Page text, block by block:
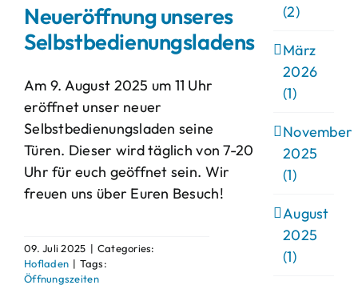
Neueröffnung unseres
Selbstbedienungsladens
Am 9. August 2025 um 11 Uhr
eröffnet unser neuer
Selbstbedienungsladen seine
Türen. Dieser wird täglich von 7-20
Uhr für euch geöffnet sein. Wir
freuen uns über Euren Besuch!
09. Juli 2025 | Categories:
Hofladen | Tags:
Öffnungszeiten
(2)
März
2026
(1)
November
2025
(1)
August
2025
(1)